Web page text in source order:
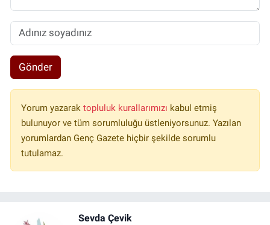
Gönder
Yorum yazarak topluluk kurallarımızı kabul etmiş
bulunuyor ve tüm sorumluluğu üstleniyorsunuz. Yazılan
yorumlardan Genç Gazete hiçbir şekilde sorumlu
tutulamaz.
Sevda Çevik